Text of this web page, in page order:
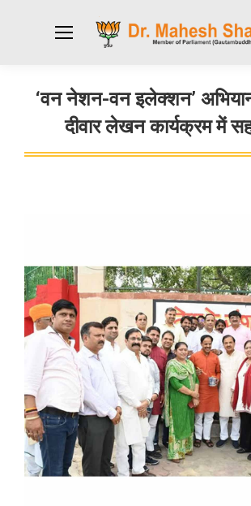
‘वन नेशन-वन इलेक्शन’
दीवार लेखन कार्यक्रम में
You are here: